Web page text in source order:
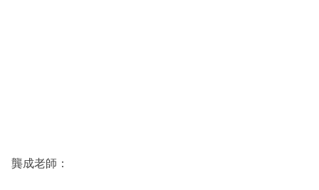
龔成老師：